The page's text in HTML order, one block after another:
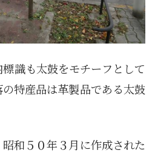
識も太鼓をモチーフとして
特産品は革製品である太鼓
和５０年３月に作成された